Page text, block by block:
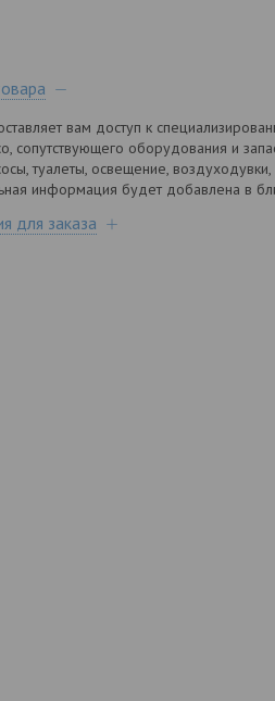
вам доступ к
сопутствующего оборудования и
туалеты, освещение,
информация будет добавлена в
для заказа